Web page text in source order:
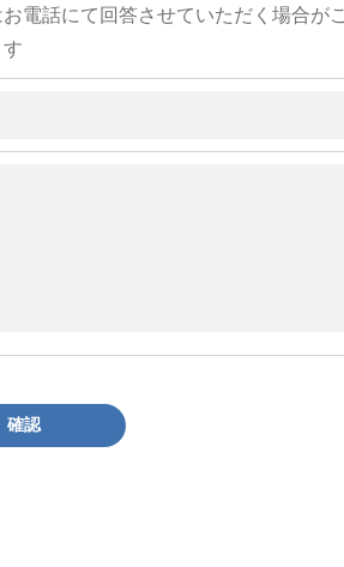
電話にて回答させていただく場合が
確認